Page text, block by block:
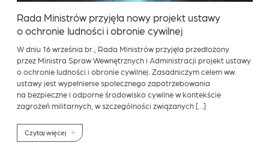
Rada Ministrów przyjęła nowy projekt ustawy
o ochronie ludności i obronie cywilnej
W dniu 16 września br., Rada Ministrów przyjęła przedłożony
przez Ministra Spraw Wewnętrznych i Administracji projekt ustawy
o ochronie ludności i obronie cywilnej. Zasadniczym celem ww.
ustawy jest wypełnienie społecznego zapotrzebowania
na bezpieczne i odporne środowisko cywilne w kontekście
zagrożeń militarnych, w szczególności związanych […]
Czytaj więcej